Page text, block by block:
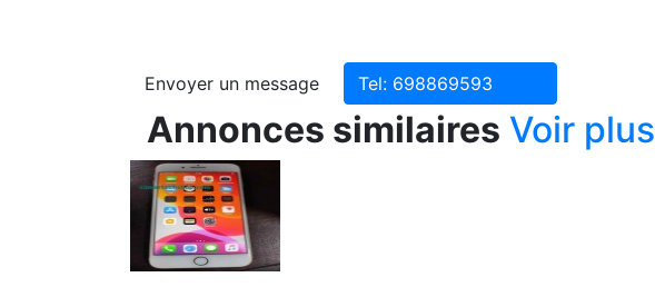
Envoyer un message Tel: 698869593
Annonces similaires Voir plus